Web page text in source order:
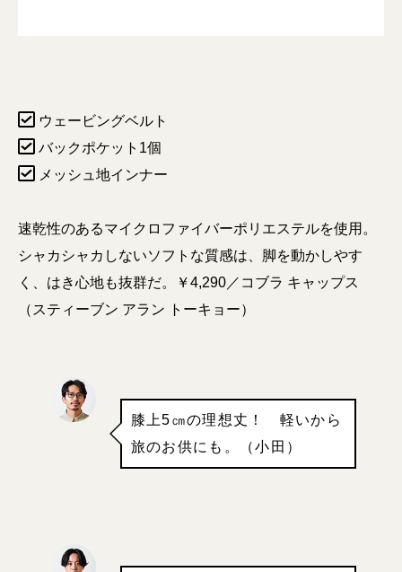
ウェービングベルト
バックポケット1個
メッシュ地インナー
速乾性のあるマイクロファイバーポリエステルを使用。
シャカシャカしないソフトな質感は、脚を動かしやす
く、はき心地も抜群だ。￥4,290／コブラ キャップス
（スティーブン アラン トーキョー）
膝上5㎝の理想丈！ 軽いから
旅のお供にも。（小田）